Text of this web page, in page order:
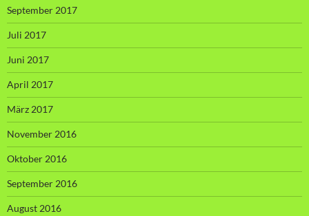
September 2017
Juli 2017
Juni 2017
April 2017
März 2017
November 2016
Oktober 2016
September 2016
August 2016